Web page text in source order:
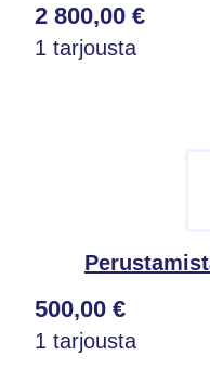
2 800,00 €
1 tarjousta
500,00 €
1 tarjousta